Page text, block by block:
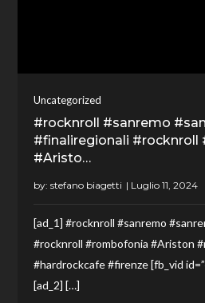
Uncategorized
#rocknroll #sanremo
#finaliregionali #rocknroll
#Aristo…
by:stefano biagetti
[ad_1] #rocknroll #sanremo
#rocknroll #rombofonia #Ariston
#hardrockcafe #firenze [fb_vid
[ad_2] […]